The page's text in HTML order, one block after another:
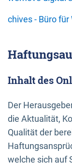
chives - Büro
Inhalt des
Der
die Aktualität,
Qualität der
welche sich auf